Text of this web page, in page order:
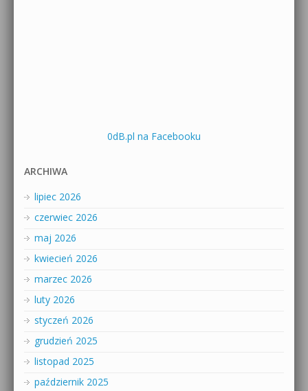
0dB.pl na Facebooku
ARCHIWA
lipiec 2026
czerwiec 2026
maj 2026
kwiecień 2026
marzec 2026
luty 2026
styczeń 2026
grudzień 2025
listopad 2025
październik 2025